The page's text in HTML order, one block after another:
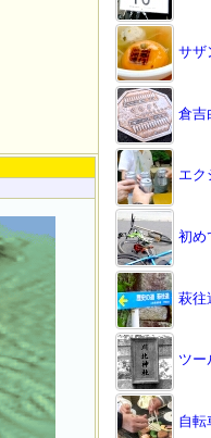
サザ
倉吉
エク
初め
萩往
ツー
自